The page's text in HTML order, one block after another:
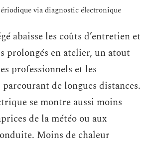
via diagnostic électronique
abaisse les coûts d’entretien et
prolongés en atelier, un atout
professionnels et les
de longues distances.
se montre aussi moins
de la météo ou aux
Moins de chaleur